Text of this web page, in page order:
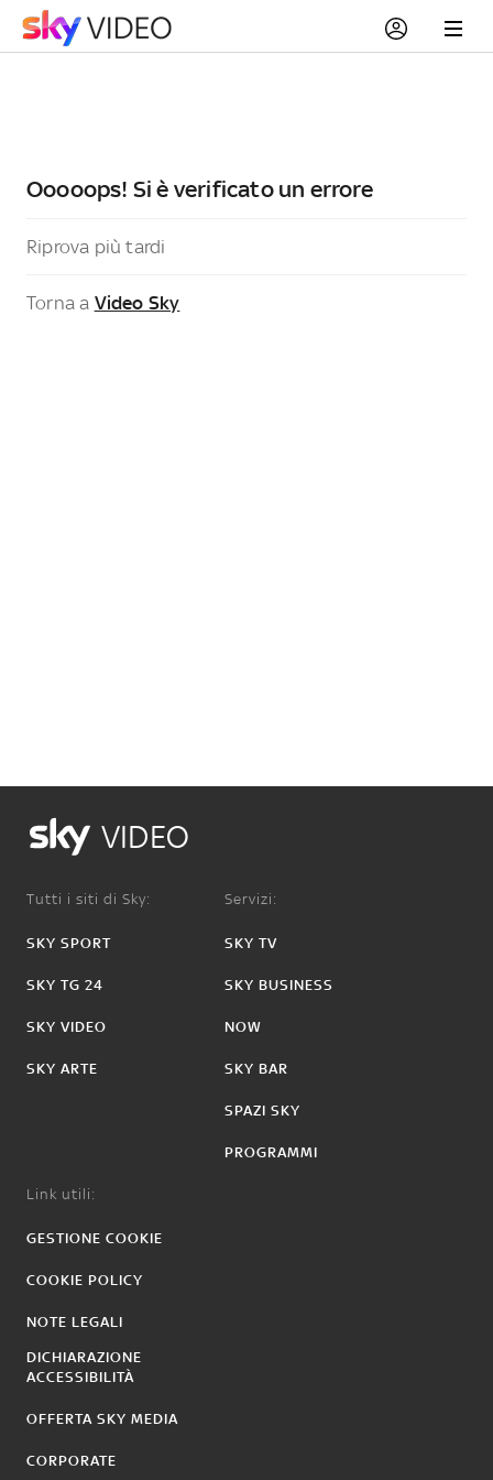
Ooooops! Si è verificato un errore
Riprova più tardi
Torna a Video Sky
VIDEO
Tutti i siti di Sky:
SKY SPORT
SKY TG 24
SKY VIDEO
SKY ARTE
Servizi:
SKY TV
SKY BUSINESS
NOW
SKY BAR
SPAZI SKY
PROGRAMMI
Link utili:
GESTIONE COOKIE
COOKIE POLICY
NOTE LEGALI
DICHIARAZIONE
ACCESSIBILITÀ
OFFERTA SKY MEDIA
CORPORATE